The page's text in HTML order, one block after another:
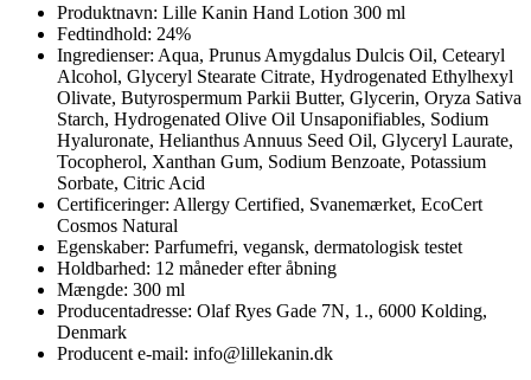
Produktnavn: Lille Kanin Hand Lotion 300 ml
Fedtindhold: 24%
Ingredienser: Aqua, Prunus Amygdalus Dulcis Oil, Cetearyl
Alcohol, Glyceryl Stearate Citrate, Hydrogenated Ethylhexyl
Olivate, Butyrospermum Parkii Butter, Glycerin, Oryza Sativa
Starch, Hydrogenated Olive Oil Unsaponifiables, Sodium
Hyaluronate, Helianthus Annuus Seed Oil, Glyceryl Laurate,
Tocopherol, Xanthan Gum, Sodium Benzoate, Potassium
Sorbate, Citric Acid
Certificeringer: Allergy Certified, Svanemærket, EcoCert
Cosmos Natural
Egenskaber: Parfumefri, vegansk, dermatologisk testet
Holdbarhed: 12 måneder efter åbning
Mængde: 300 ml
Producentadresse: Olaf Ryes Gade 7N, 1., 6000 Kolding,
Denmark
Producent e-mail: info@lillekanin.dk